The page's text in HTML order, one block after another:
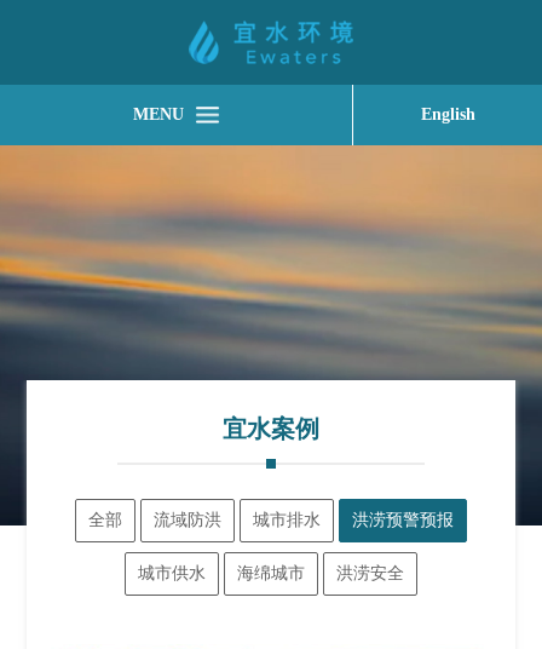
MENU English
宜水案例
全部 流域防洪 城市排水 洪涝预警预报
城市供水 海绵城市 洪涝安全